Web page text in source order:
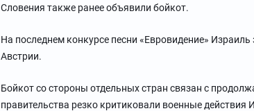
Словения также ранее объявили бойкот.
На последнем конкурсе песни «Евровидение» Израиль
Австрии.
Бойкот со стороны отдельных стран связан с
правительства резко критиковали военные действия